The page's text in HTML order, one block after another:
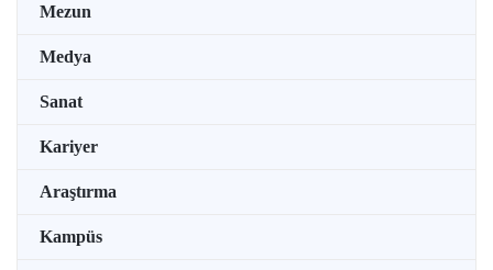
Mezun
Medya
Sanat
Kariyer
Araştırma
Kampüs